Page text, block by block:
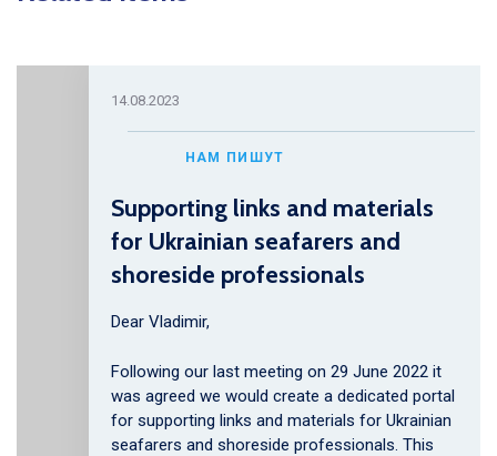
14.08.2023
НАМ ПИШУТ
Supporting links and materials
for Ukrainian seafarers and
shoreside professionals
Dear Vladimir,
Following our last meeting on 29 June 2022 it
was agreed we would create a dedicated portal
for supporting links and materials for Ukrainian
seafarers and shoreside professionals. This